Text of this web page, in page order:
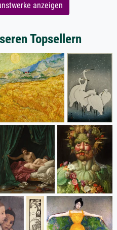
anzeigen
Topsellern